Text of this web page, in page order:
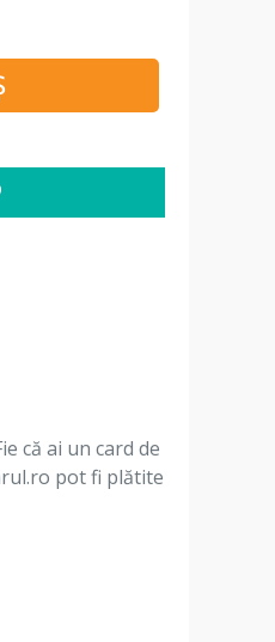
că ai un card de
pot fi plătite